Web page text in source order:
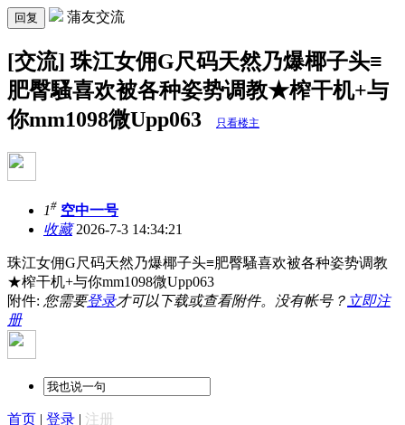
回复 蒲友交流
[交流] 珠江女佣G尺码天然乃爆椰子头≡
肥臀騷喜欢被各种姿势调教★榨干机+与
你mm1098微Upp063
只看楼主
1# 空中一号
收藏2026-7-3 14:34:21
珠江女佣G尺码天然乃爆椰子头≡肥臀騷喜欢被各种姿势调教
★榨干机+与你mm1098微Upp063
附件: 您需要登录才可以下载或查看附件。没有帐号？ 立即注
册
首页 | 登录 | 注册